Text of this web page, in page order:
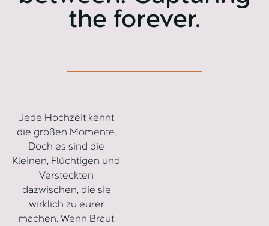
the forever.
Jede Hochzeit kennt
die großen Momente.
Doch es sind die
Kleinen, Flüchtigen und
Versteckten
dazwischen, die sie
wirklich zu eurer
machen. Wenn Braut